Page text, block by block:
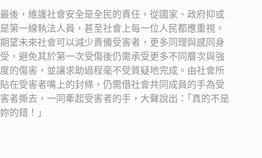
最後，維護社會安全是全民的責任，從國家、政府抑或
是第一線執法人員，甚至社會上每一位人民都應重視。
期望未來社會可以減少責備受害者，更多同理與感同身
受，避免其於第一次受傷後仍需承受更多不同層次與強
度的傷害，並讓求助過程毫不受質疑地完成。由社會所
貼在受害者嘴上的封條，仍需借社會共同成員的手為受
害者撕去，一同牽起受害者的手，大聲說出：｢真的不是
妳的錯！｣